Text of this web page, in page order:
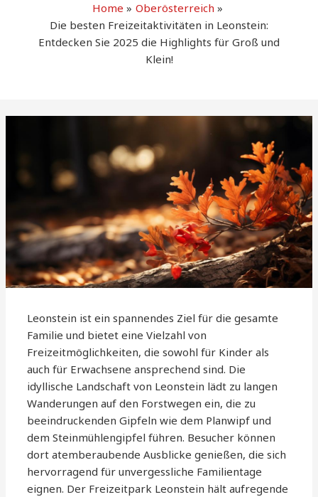
Home
Oberösterreich
Die besten Freizeitaktivitäten in Leonstein:
Entdecken Sie 2025 die Highlights für Groß und
Klein!
Leonstein ist ein spannendes Ziel für die gesamte
Familie und bietet eine Vielzahl von
Freizeitmöglichkeiten, die sowohl für Kinder als
auch für Erwachsene ansprechend sind. Die
idyllische Landschaft von Leonstein lädt zu langen
Wanderungen auf den Forstwegen ein, die zu
beeindruckenden Gipfeln wie dem Planwipf und
dem Steinmühlengipfel führen. Besucher können
dort atemberaubende Ausblicke genießen, die sich
hervorragend für unvergessliche Familientage
eignen. Der Freizeitpark Leonstein hält aufregende